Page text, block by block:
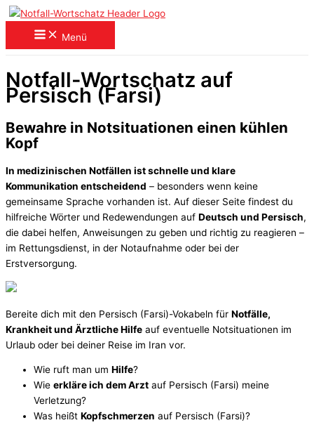
Zum
Menü
Notfall-Wortschatz auf
Persisch (Farsi)
Bewahre in Notsituationen einen kühlen
Kopf
In medizinischen Notfällen ist schnelle und klare
Kommunikation entscheidend – besonders wenn keine
gemeinsame Sprache vorhanden ist. Auf dieser Seite findest du
hilfreiche Wörter und Redewendungen auf Deutsch und Persisch,
die dabei helfen, Anweisungen zu geben und richtig zu reagieren –
im Rettungsdienst, in der Notaufnahme oder bei der
Erstversorgung.
Bereite dich mit den Persisch (Farsi)-Vokabeln für Notfälle,
Krankheit und Ärztliche Hilfe auf eventuelle Notsituationen im
Urlaub oder bei deiner Reise im Iran vor.
Wie ruft man um Hilfe?
Wie erkläre ich dem Arzt auf Persisch (Farsi) meine
Verletzung?
Was heißt Kopfschmerzen auf Persisch (Farsi)?